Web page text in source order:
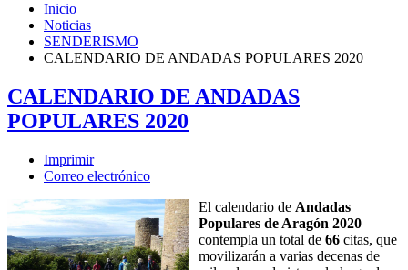
Inicio
Noticias
SENDERISMO
CALENDARIO DE ANDADAS POPULARES 2020
CALENDARIO DE ANDADAS
POPULARES 2020
Imprimir
Correo electrónico
El calendario de Andadas
Populares de Aragón 2020
contempla un total de 66 citas, que
movilizarán a varias decenas de